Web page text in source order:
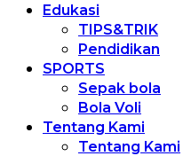
Edukasi
TIPS&TRIK
Pendidikan
SPORTS
Sepak bola
Bola Voli
Tentang Kami
Tentang Kami